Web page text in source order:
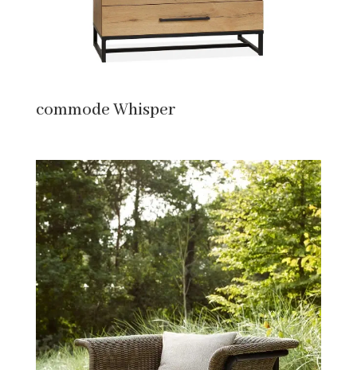
commode Whisper